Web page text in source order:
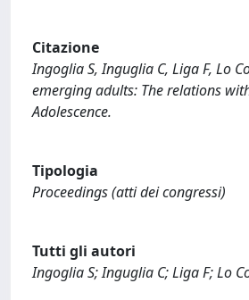
Citazione
Ingoglia S, Inguglia C, Liga F, Lo
emerging adults: The relations
Adolescence.
Tipologia
Proceedings (atti dei congressi)
Tutti gli autori
Ingoglia S; Inguglia C; Liga F; Lo